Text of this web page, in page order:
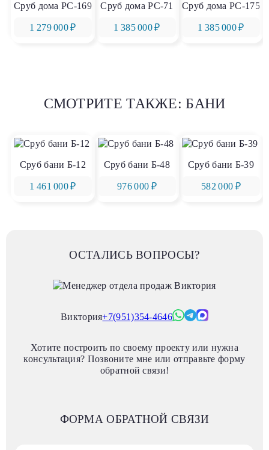
Сруб дома РС-169
1 279 000 ₽
Сруб дома РС-71
1 385 000 ₽
Сруб дома РС-175
1 385 000 ₽
СМОТРИТЕ ТАКЖЕ: БАНИ
Сруб бани Б-12
1 461 000 ₽
Сруб бани Б-48
976 000 ₽
Сруб бани Б-39
582 000 ₽
ОСТАЛИСЬ ВОПРОСЫ?
Виктория+7(951)354-4646
Хотите построить по своему проекту или нужна
консультация? Позвоните мне или отправьте форму
обратной связи!
ФОРМА ОБРАТНОЙ СВЯЗИ